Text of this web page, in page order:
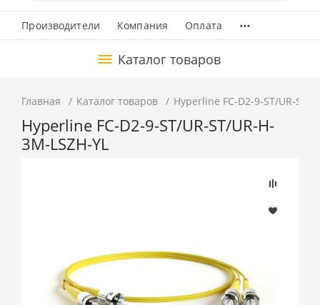
Производители Компания Оплата ...
Каталог товаров
Главная Каталог товаров Hyperline FC-D2-9-ST/UR-ST/
Hyperline FC-D2-9-ST/UR-ST/UR-H-
3M-LSZH-YL